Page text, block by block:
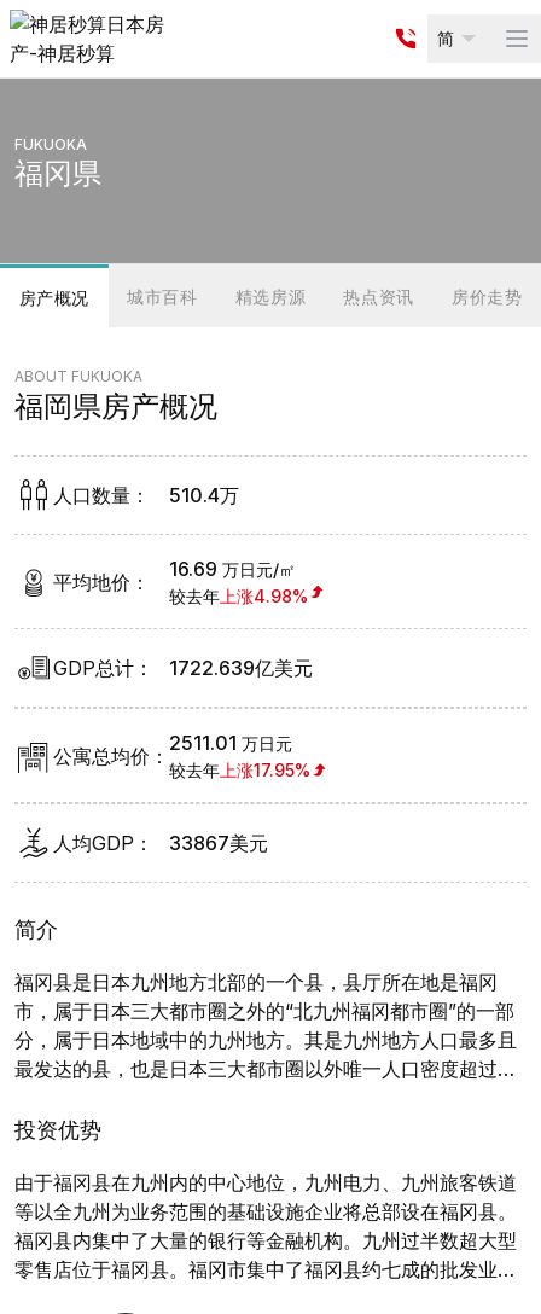
简
FUKUOKA
福冈県
房产概况 城市百科 精选房源 热点资讯 房价走势
ABOUT FUKUOKA
福岡県房产概况
人口数量 ： 510.4万
平均地价 ：
16.69 万日元/㎡
较去年 上涨4.98%
GDP总计 ： 1722.639亿美元
公寓总均价 ：
2511.01 万日元
较去年 上涨17.95%
人均GDP ： 33867美元
简介
福冈县是日本九州地方北部的一个县，县厅所在地是福冈
市，属于日本三大都市圈之外的“北九州福冈都市圈”的一部
分，属于日本地域中的九州地方。其是九州地方人口最多且
最发达的县，也是日本三大都市圈以外唯一人口密度超过每
指定都市。西北部临日本海（响滩、玄界滩），东北部临濑
接壤，东部和大分县接壤。福冈县在明治时代之后曾因煤矿
资源而成为日本四大工业带之一，现在经济主体则以服务业
为主。
投资优势
由于福冈县在九州内的中心地位，九州电力、九州旅客铁道
等以全九州为业务范围的基础设施企业将总部设在福冈县。
福冈县内集中了大量的银行等金融机构。九州过半数超大型
零售店位于福冈县。福冈市集中了福冈县约七成的批发业销